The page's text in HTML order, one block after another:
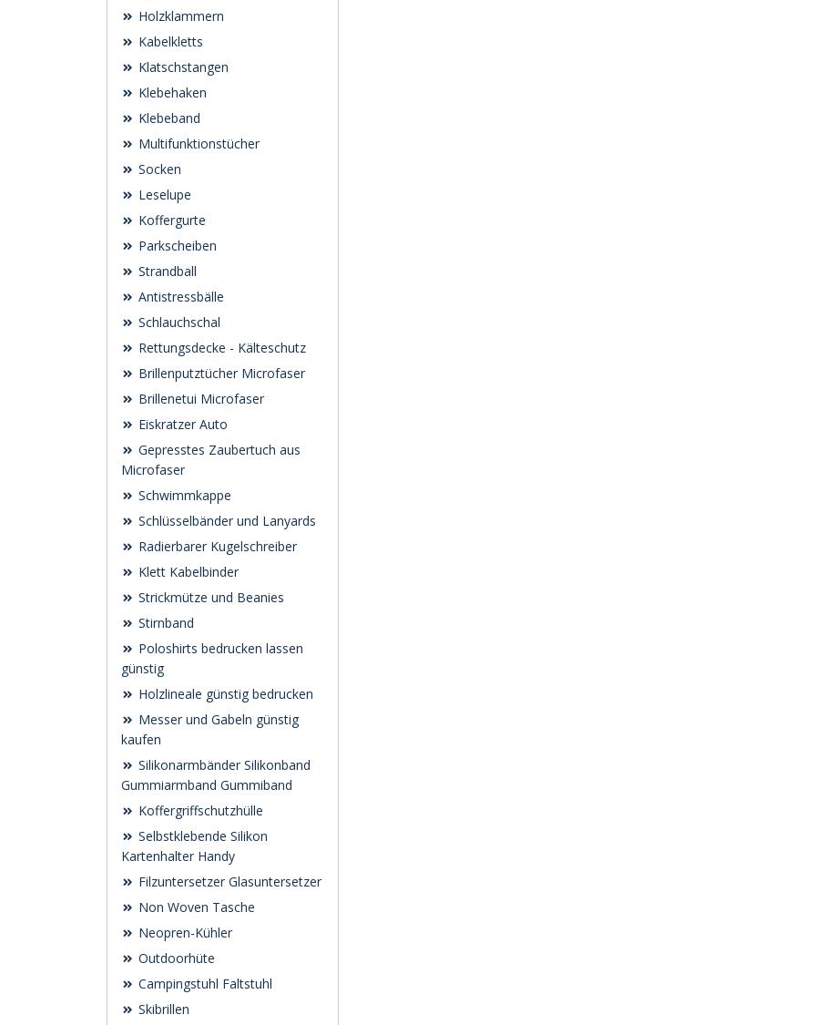
Holzklammern
Kabelkletts
Klatschstangen
Klebehaken
Klebeband
Multifunktionstücher
Socken
Leselupe
Koffergurte
Parkscheiben
Strandball
Antistressbälle
Schlauchschal
Rettungsdecke - Kälteschutz
Brillenputztücher Microfaser
Brillenetui Microfaser
Eiskratzer Auto
Gepresstes Zaubertuch aus
Microfaser
Schwimmkappe
Schlüsselbänder und Lanyards
Radierbarer Kugelschreiber
Klett Kabelbinder
Strickmütze und Beanies
Stirnband
Poloshirts bedrucken lassen
günstig
Holzlineale günstig bedrucken
Messer und Gabeln günstig
kaufen
Silikonarmbänder Silikonband
Gummiarmband Gummiband
Koffergriffschutzhülle
Selbstklebende Silikon
Kartenhalter Handy
Filzuntersetzer Glasuntersetzer
Non Woven Tasche
Neopren-Kühler
Outdoorhüte
Campingstuhl Faltstuhl
Skibrillen